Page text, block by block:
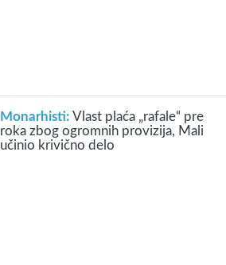
Monarhisti:Vlast plaća „rafale“ pre
roka zbog ogromnih provizija, Mali
učinio krivično delo